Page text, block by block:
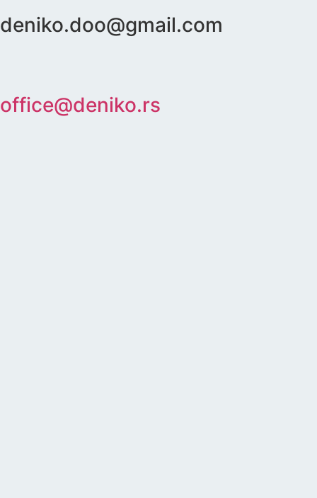
deniko.doo@gmail.com
office@deniko.rs